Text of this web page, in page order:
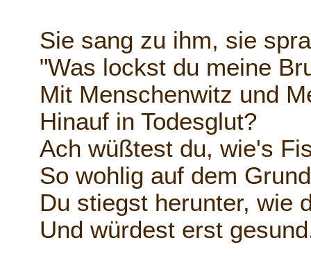
Sie sang zu ihm, sie
"Was lockst du meine
Mit Menschenwitz und
Hinauf in Todesglut?
Ach wüßtest du, wie's
So wohlig auf dem
Du stiegst herunter, wie
Und würdest erst